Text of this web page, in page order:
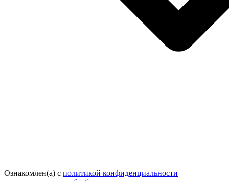
Ознакомлен(а) с политикой конфиденциальности